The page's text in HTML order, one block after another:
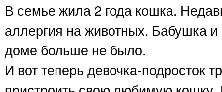
В семье жила 2 года кошка.
аллергия на животных. Бабушка
доме больше не было.
И вот теперь девочка-подросток